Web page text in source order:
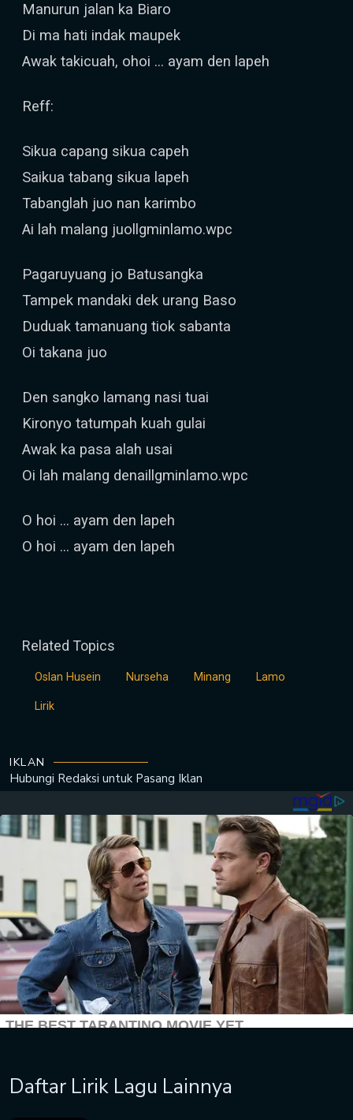
Manurun jalan ka Biaro
Di ma hati indak maupek
Awak takicuah, ohoi … ayam den lapeh
Reff:
Sikua capang sikua capeh
Saikua tabang sikua lapeh
Tabanglah juo nan karimbo
Ai lah malang juollgminlamo.wpc
Pagaruyuang jo Batusangka
Tampek mandaki dek urang Baso
Duduak tamanuang tiok sabanta
Oi takana juo
Den sangko lamang nasi tuai
Kironyo tatumpah kuah gulai
Awak ka pasa alah usai
Oi lah malang denaillgminlamo.wpc
O hoi … ayam den lapeh
O hoi … ayam den lapeh
Related Topics
Oslan Husein Nurseha Minang Lamo
Lirik
IKLAN
Hubungi Redaksi untuk Pasang Iklan
Daftar Lirik Lagu Lainnya